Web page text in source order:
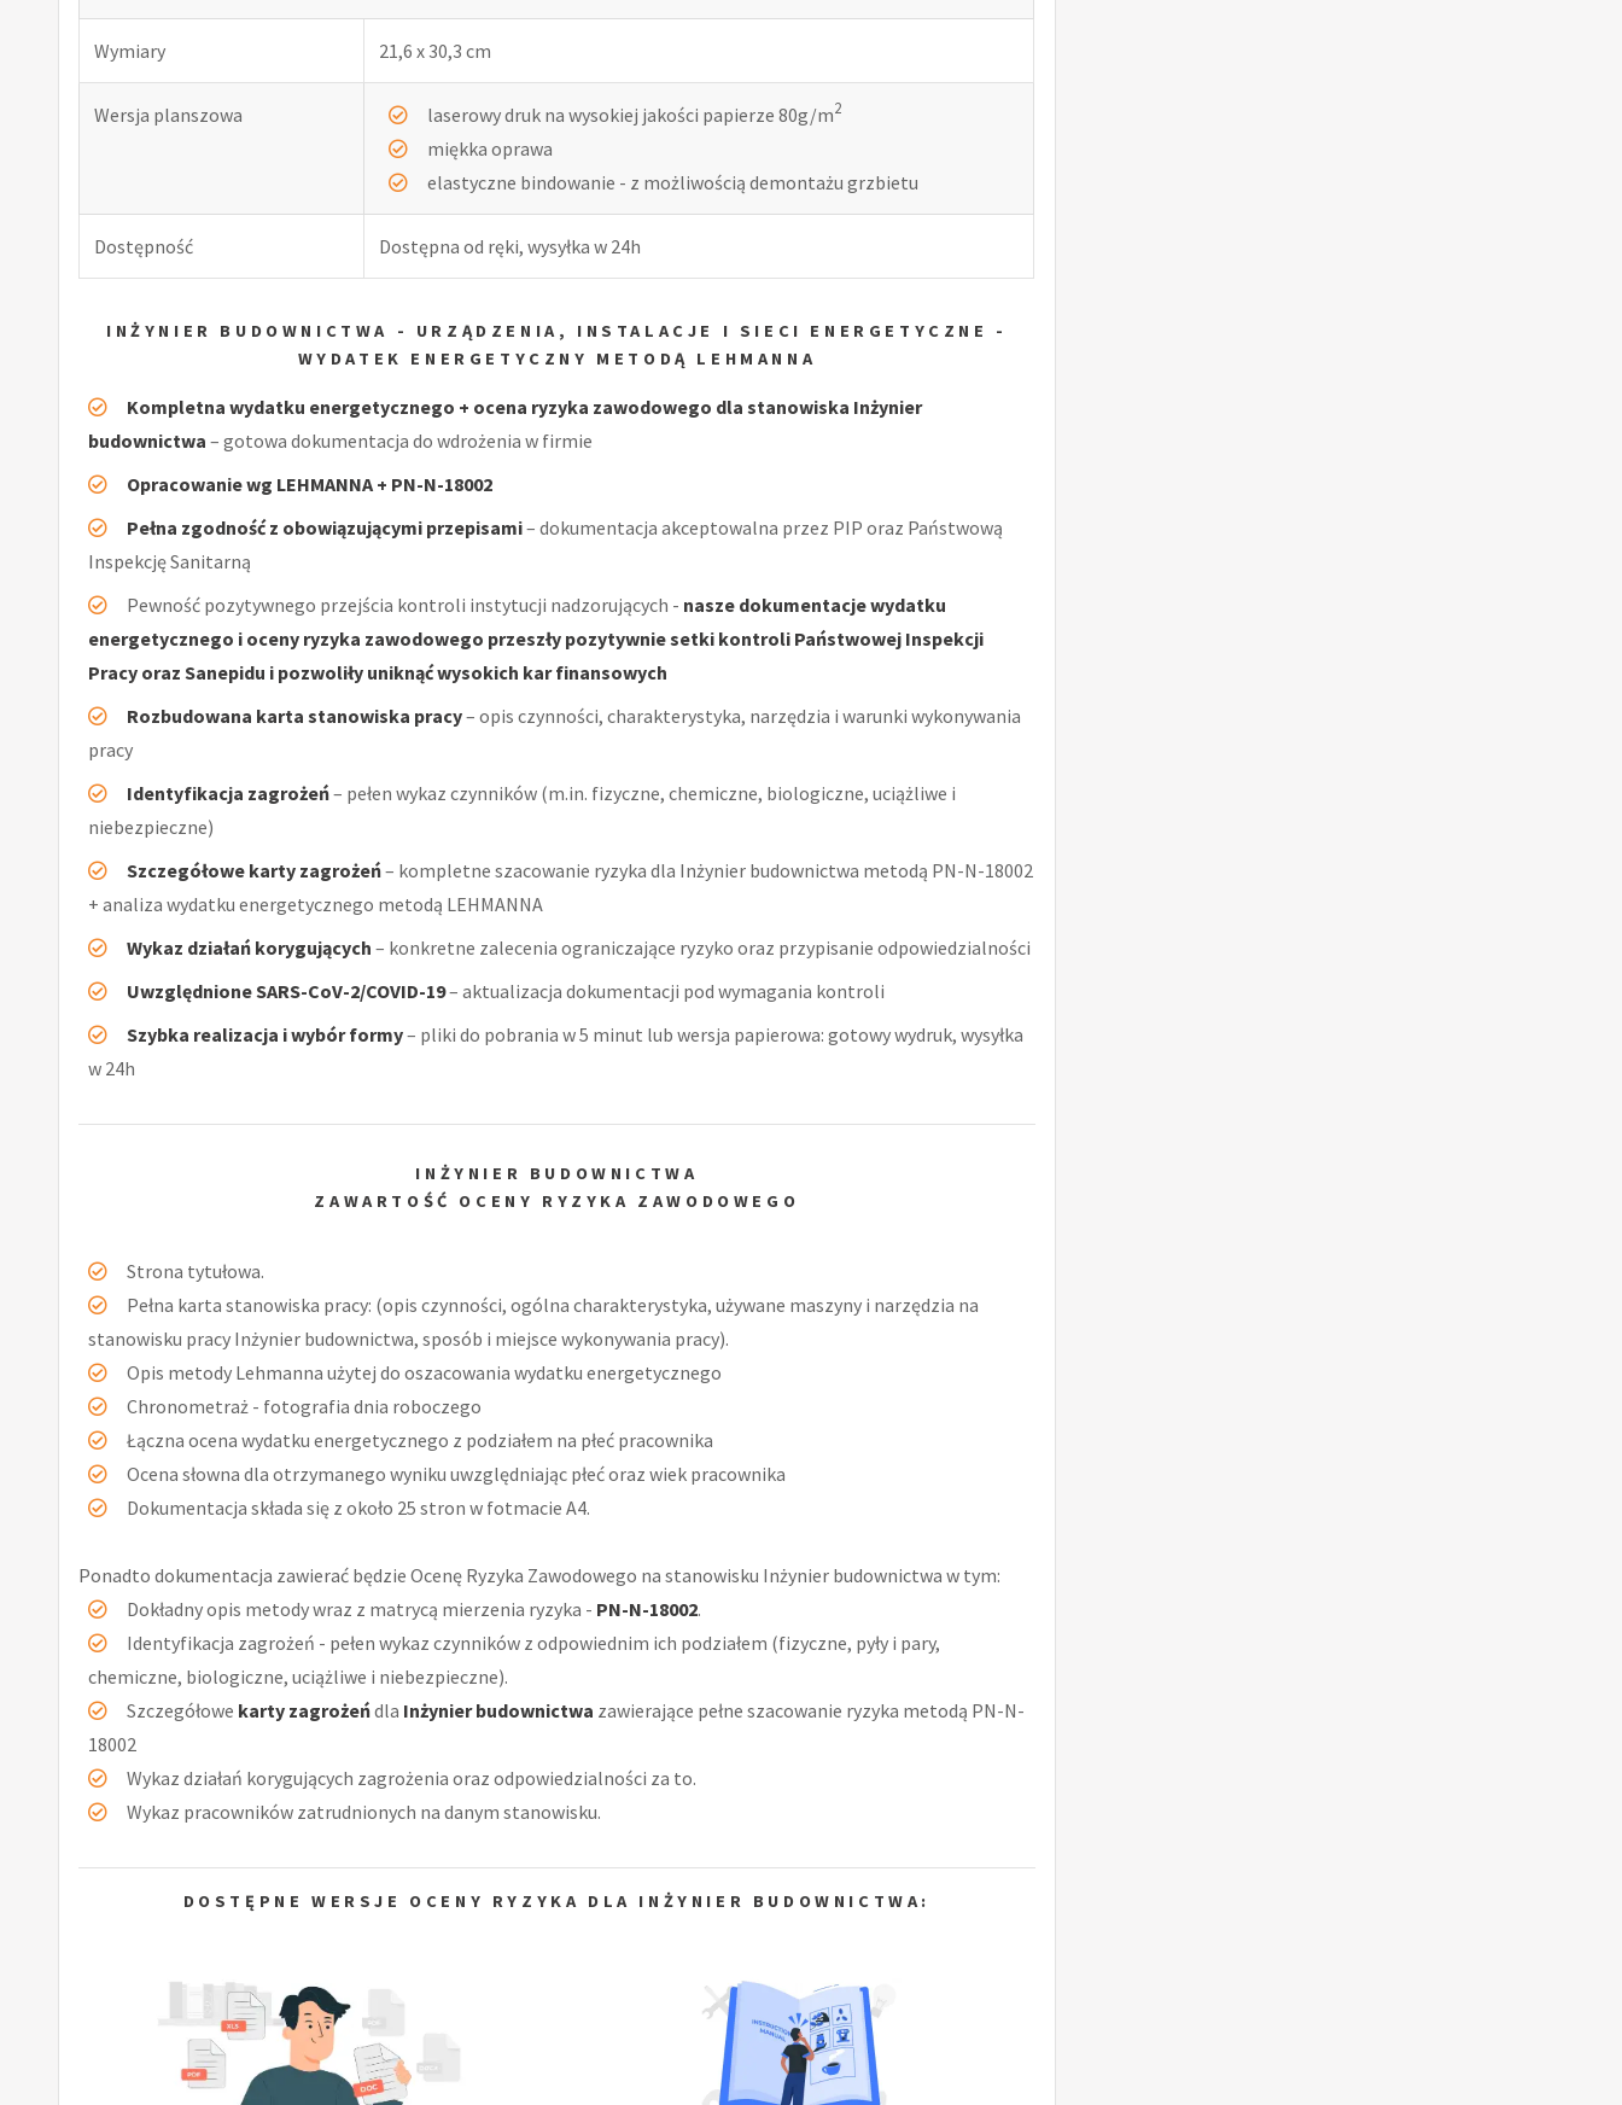
Wymiary 21,6 x 30,3 cm
Wersja planszowa laserowy druk na wysokiej jakości papierze 80g/m2
miękka oprawa
elastyczne bindowanie - z możliwością demontażu grzbietu
Dostępność Dostępna od ręki, wysyłka w 24h
INŻYNIER BUDOWNICTWA - URZĄDZENIA, INSTALACJE I SIECI ENERGETYCZNE -
WYDATEK ENERGETYCZNY METODĄ LEHMANNA
Kompletna wydatku energetycznego + ocena ryzyka zawodowego dla stanowiska Inżynier
budownictwa – gotowa dokumentacja do wdrożenia w firmie
Opracowanie wg LEHMANNA + PN-N-18002
Pełna zgodność z obowiązującymi przepisami– dokumentacja akceptowalna przez PIP oraz Państwową
Inspekcję Sanitarną
Pewność pozytywnego przejścia kontroli instytucji nadzorujących - nasze dokumentacje wydatku
energetycznego i oceny ryzyka zawodowego przeszły pozytywnie setki kontroli Państwowej Inspekcji
Pracy oraz Sanepidu i pozwoliły uniknąć wysokich kar finansowych
Rozbudowana karta stanowiska pracy– opis czynności, charakterystyka, narzędzia i warunki wykonywania
pracy
Identyfikacja zagrożeń– pełen wykaz czynników (m.in. fizyczne, chemiczne, biologiczne, uciążliwe i
niebezpieczne)
Szczegółowe karty zagrożeń– kompletne szacowanie ryzyka dla Inżynier budownictwa metodą PN-N-18002
+ analiza wydatku energetycznego metodą LEHMANNA
Wykaz działań korygujących – konkretne zalecenia ograniczające ryzyko oraz przypisanie odpowiedzialności
Uwzględnione SARS-CoV-2/COVID-19– aktualizacja dokumentacji pod wymagania kontroli
Szybka realizacja i wybór formy– pliki do pobrania w 5 minut lub wersja papierowa: gotowy wydruk, wysyłka
w 24h
INŻYNIER BUDOWNICTWA
ZAWARTOŚĆ OCENY RYZYKA ZAWODOWEGO
Strona tytułowa.
Pełna karta stanowiska pracy: (opis czynności, ogólna charakterystyka, używane maszyny i narzędzia na
stanowisku pracy Inżynier budownictwa, sposób i miejsce wykonywania pracy).
Opis metody Lehmanna użytej do oszacowania wydatku energetycznego
Chronometraż - fotografia dnia roboczego
Łączna ocena wydatku energetycznego z podziałem na płeć pracownika
Ocena słowna dla otrzymanego wyniku uwzględniając płeć oraz wiek pracownika
Dokumentacja składa się z około 25 stron w fotmacie A4.
Ponadto dokumentacja zawierać będzie Ocenę Ryzyka Zawodowego na stanowisku Inżynier budownictwa w tym:
Dokładny opis metody wraz z matrycą mierzenia ryzyka - PN-N-18002.
Identyfikacja zagrożeń - pełen wykaz czynników z odpowiednim ich podziałem (fizyczne, pyły i pary,
chemiczne, biologiczne, uciążliwe i niebezpieczne).
Szczegółowe karty zagrożeńdla Inżynier budownictwa zawierające pełne szacowanie ryzyka metodą PN-N-
18002
Wykaz działań korygujących zagrożenia oraz odpowiedzialności za to.
Wykaz pracowników zatrudnionych na danym stanowisku.
DOSTĘPNE WERSJE OCENY RYZYKA DLA INŻYNIER BUDOWNICTWA: